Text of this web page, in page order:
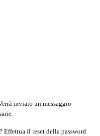
inviato un messaggio
Effettua il reset della password